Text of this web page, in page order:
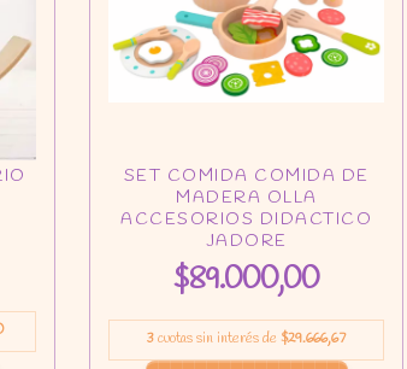
$89.000,00
3 cuotas sin interés de $29.666,67